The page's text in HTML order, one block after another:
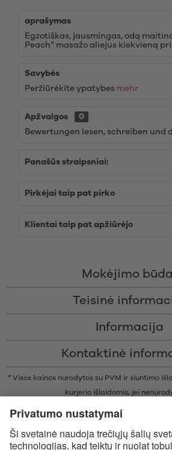
aprašymas
Egzotiškas, jausmingas, odą
Peach“ masažo aliejus kiekvieną
Savybės
Peržiūrėkite ypatybes mehr
Apžvalgos
0
Bewertungen lesen, schreiben und
Panašūs straipsniai:
Pirkėjai taip pat pirko
Klientai taip pat apžiūrėjo
Mokėjimo
Teisinė
Informacija
Kontaktinė
* Visos kainos nurodytos su PVM ir siuntimo
kurjerio išlaidomis, jei
* Žodinis prekių ženklas Bluetooth® ir
SIG, Inc.“ prekių ženklai ir bet koks tokių
įmonėje „Satisfyer GmbH“ yra